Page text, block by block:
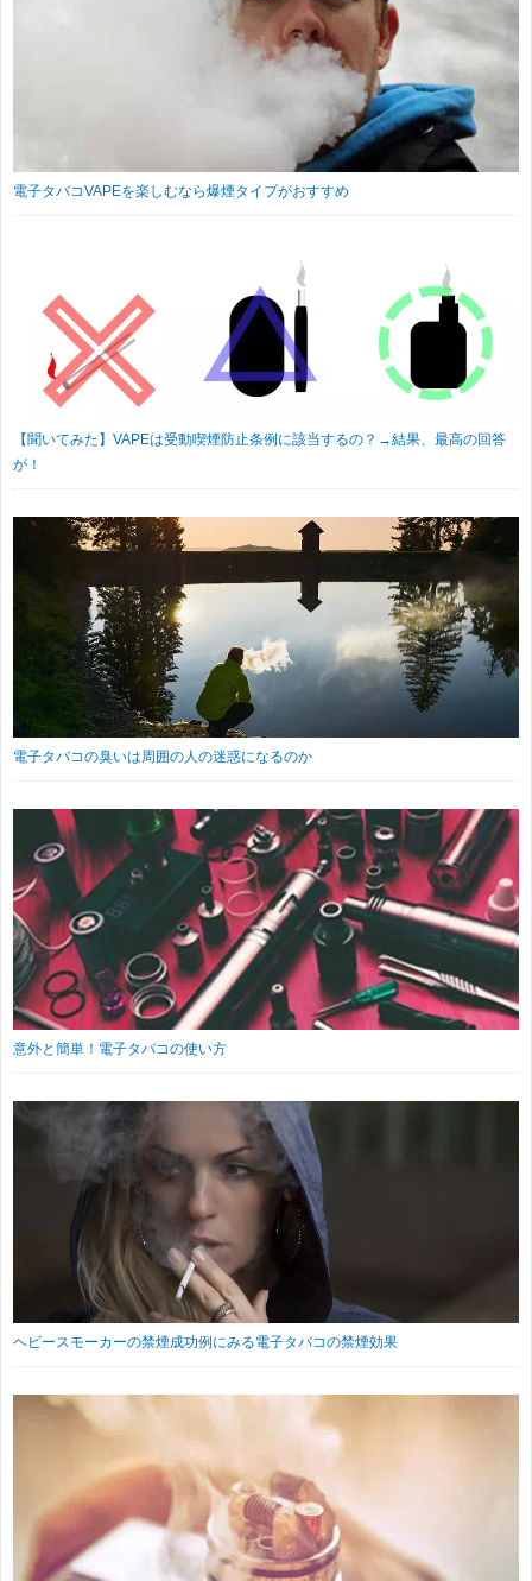
電子タバコVAPEを楽しむなら爆煙タイプがおすすめ
【聞いてみた】VAPEは受動喫煙防止条例に該当するの？→結果、最高の回答
が！
電子タバコの臭いは周囲の人の迷惑になるのか
意外と簡単！電子タバコの使い方
ヘビースモーカーの禁煙成功例にみる電子タバコの禁煙効果